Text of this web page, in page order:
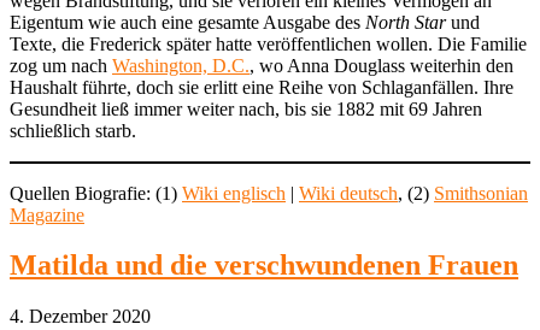
Eigentum wie auch eine gesamte Ausgabe des North Starund
Texte, die Frederick später hatte veröffentlichen wollen. Die Familie
zog um nach Washington, D.C., wo Anna Douglass weiterhin den
Haushalt führte, doch sie erlitt eine Reihe von Schlaganfällen. Ihre
Gesundheit ließ immer weiter nach, bis sie 1882 mit 69 Jahren
schließlich starb.
Quellen Biografie: (1) Wiki englisch | Wiki deutsch, (2) Smithsonian
Magazine
Matilda und die verschwundenen Frauen
4. Dezember 2020